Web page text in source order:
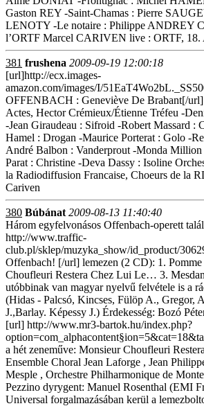
Gaston REY -Saint-Chamas : Pierre
LENOTY -Le notaire : Philippe ANDREY
l’ORTF Marcel CARIVEN live : ORTF, 18.
381 frushena 2009-09-19 12:00:18
[url]http://ecx.images-
amazon.com/images/I/
OFFENBACH : Geneviève De Brabant[/
Actes, Hector Crémieux/Étienne Tréfeu -
-Jean Giraudeau : Sifroid -Robert Massard :
Hamel : Drogan -Maurice Porterat : Golo -
André Balbon : Vanderprout -Monda
Parat : Christine -Deva Dassy : Isoline
la Radiodiffusion Francaise, Choeurs de la
Cariven
380 Búbánat 2009-08-13 11:40:40
Három egyfelvonásos Offenbach-operett
http://www.traffic-
club.pl/sklep/muzyka_show/id_product/
Offenbach! [/url] lemezen (2 CD): 1.
Choufleuri Restera Chez Lui Le… 3.
utóbbinak van magyar nyelvű felvétele is a
(Hidas - Palcsó, Kincses, Fülöp A., Gregor,
J.,Barlay. Képessy J.) Érdekesség: Bozó
[url] http://www.mr3-bartok.hu/index.php?
a hét zeneműve: Monsieur Choufleuri
Ensemble Choral Jean Laforge , Jean
Mesple , Orchestre Philharmonique de
Pezzino dyrygent: Manuel Rosenthal (EMI
Universal forgalmazásában kerül a